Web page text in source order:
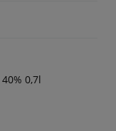
0,7l